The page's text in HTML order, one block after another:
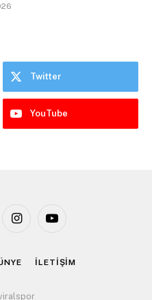
Twitter
YouTube
InstagramYouTube
İLETİŞİM